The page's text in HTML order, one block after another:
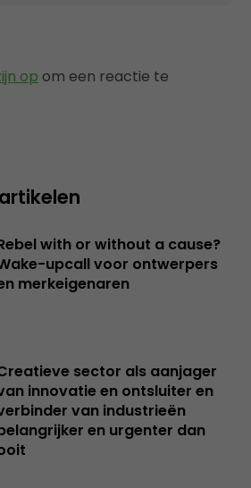
op om een reactie te
with or without a cause?
upcall voor ontwerpers
merkeigenaren
sector als aanjager
innovatie en ontsluiter en
van industrieën
en urgenter dan